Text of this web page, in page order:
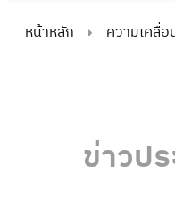
หน้าหลัก ความเคลื่
ข่าวป